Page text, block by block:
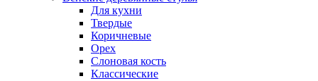
Для кухни
Твердые
Коричневые
Орех
Слоновая кость
Классические